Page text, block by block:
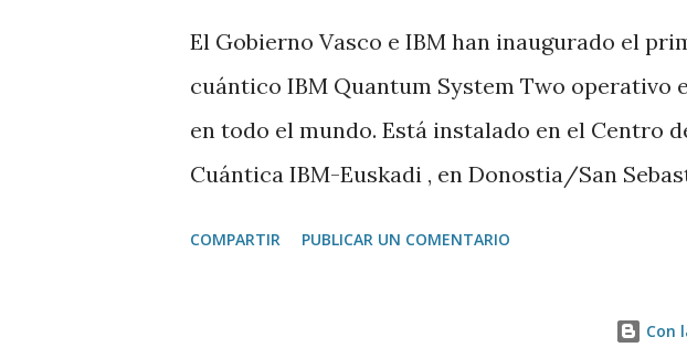
El Gobierno Vasco e IBM han inaugurado el
cuántico IBM Quantum System Two operativo
en todo el mundo. Está instalado en el Centro
Cuántica IBM-Euskadi , en Donostia/San
vibraciones. Es algo fundamental para su
COMPARTIR PUBLICAR UN COMENTARIO
Con